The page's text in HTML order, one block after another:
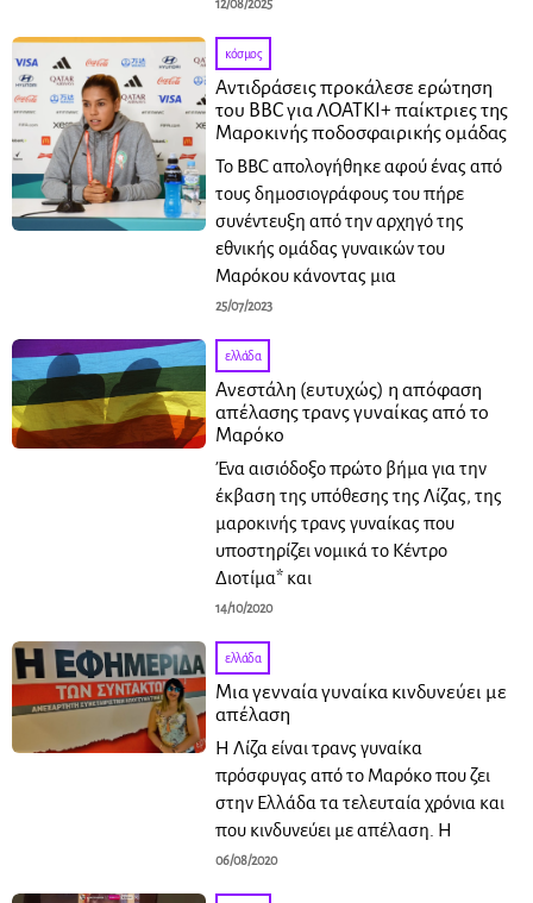
12/08/2025
κόσμος
Αντιδράσεις προκάλεσε ερώτηση
του BBC για ΛΟΑΤΚΙ+ παίκτριες της
Μαροκινής ποδοσφαιρικής ομάδας
Το BBC απολογήθηκε αφού ένας από
τους δημοσιογράφους του πήρε
συνέντευξη από την αρχηγό της
εθνικής ομάδας γυναικών του
Μαρόκου κάνοντας μια
25/07/2023
ελλάδα
Ανεστάλη (ευτυχώς) η απόφαση
απέλασης τρανς γυναίκας από το
Μαρόκο
Ένα αισιόδοξο πρώτο βήμα για την
έκβαση της υπόθεσης της Λίζας, της
μαροκινής τρανς γυναίκας που
υποστηρίζει νομικά το Κέντρο
Διοτίμα* και
14/10/2020
ελλάδα
Μια γενναία γυναίκα κινδυνεύει με
απέλαση
Η Λίζα είναι τρανς γυναίκα
πρόσφυγας από το Μαρόκο που ζει
στην Ελλάδα τα τελευταία χρόνια και
που κινδυνεύει με απέλαση. H
06/08/2020